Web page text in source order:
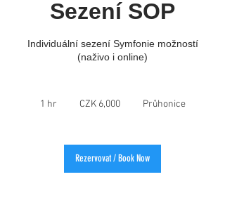
Sezení SOP
Individuální sezení Symfonie možností
(naživo i online)
1 hr
korunas
CZK 6,000 Průhonice
Rezervovat / Book Now